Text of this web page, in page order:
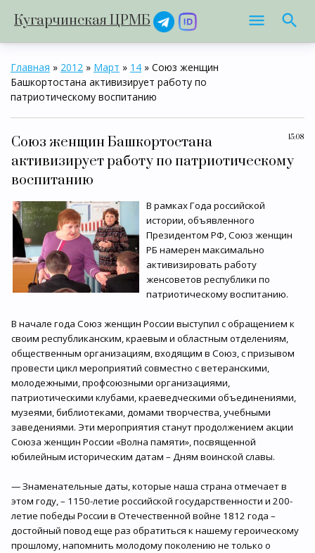
Кугарчинская ЦРМБ
Главная » 2012 » Март » 14 » Союз женщин
Башкортостана активизирует работу по
патриотическому воспитанию
15:08
Союз женщин Башкортостана
активизирует работу по патриотическому
воспитанию
В рамках Года российской
истории, объявленного
Президентом РФ, Союз женщин
РБ намерен максимально
активизировать работу
женсоветов республики по
патриотическому воспитанию.
В начале года Союз женщин России выступил с обращением к
своим республиканским, краевым и областным отделениям,
общественным организациям, входящим в Союз, с призывом
провести цикл мероприятий совместно с ветеранскими,
молодежными, профсоюзными организациями,
патриотическими клубами, краеведческими объединениями,
музеями, библиотеками, домами творчества, учебными
заведениями. Эти мероприятия станут продолжением акции
Союза женщин России «Волна памяти», посвященной
юбилейным историческим датам – Дням воинской славы.
— Знаменательные даты, которые наша страна отмечает в
этом году, – 1150-летие российской государственности и 200-
летие победы России в Отечественной войне 1812 года –
достойный повод еще раз обратиться к нашему героическому
прошлому, напомнить молодому поколению не только о